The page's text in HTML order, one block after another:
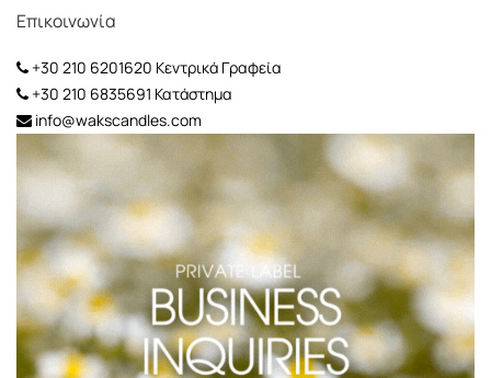
Επικοινωνία
+30 210 6201620 Κεντρικά Γραφεία
+30 210 6835691 Κατάστημα
info@wakscandles.com